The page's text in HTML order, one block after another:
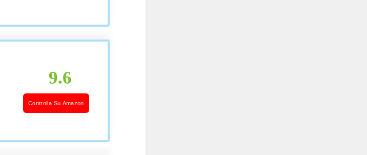
9.6
Controlla Su Amazon